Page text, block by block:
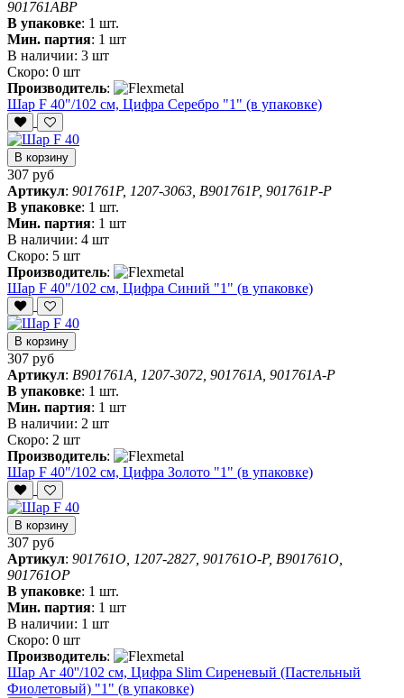
901761ABP
В упаковке: 1 шт.
Мин. партия: 1 шт
В наличии: 3 шт
Скоро: 0 шт
Производитель:
Шар F 40"/102 см, Цифра Серебро "1" (в упаковке)
В корзину
307 руб
Артикул: 901761P, 1207-3063, B901761P, 901761P-P
В упаковке: 1 шт.
Мин. партия: 1 шт
В наличии: 4 шт
Скоро: 5 шт
Производитель:
Шар F 40"/102 см, Цифра Синий "1" (в упаковке)
В корзину
307 руб
Артикул: B901761A, 1207-3072, 901761A, 901761A-P
В упаковке: 1 шт.
Мин. партия: 1 шт
В наличии: 2 шт
Скоро: 2 шт
Производитель:
Шар F 40"/102 см, Цифра Золото "1" (в упаковке)
В корзину
307 руб
Артикул: 901761O, 1207-2827, 901761O-P, B901761O,
901761OP
В упаковке: 1 шт.
Мин. партия: 1 шт
В наличии: 1 шт
Скоро: 0 шт
Производитель:
Шар Аг 40''/102 см, Цифра Slim Сиреневый (Пастельный
Фиолетовый) "1" (в упаковке)